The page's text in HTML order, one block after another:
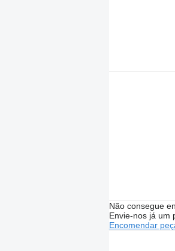
Não consegue
Envie-nos já um
Encomendar